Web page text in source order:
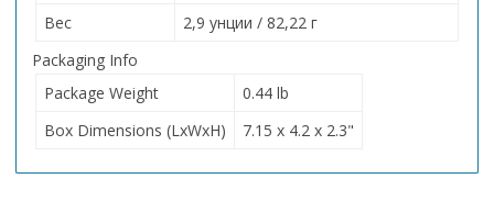
Вес
2,9 унции / 82,22 г
Packaging Info
Package Weight
0.44 lb
Box Dimensions (LxWxH)
7.15 x 4.2 x 2.3"